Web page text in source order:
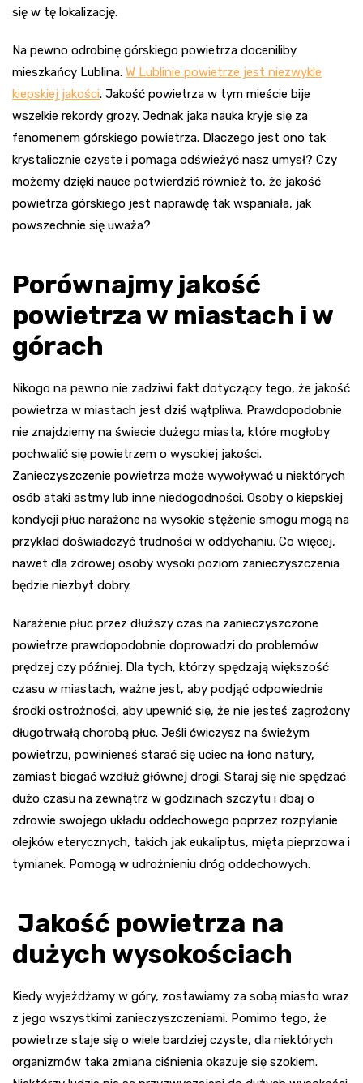
się w tę lokalizację.
Na pewno odrobinę górskiego powietrza doceniliby
mieszkańcy Lublina. W Lublinie powietrze jest niezwykle
kiepskiej jakości. Jakość powietrza w tym mieście bije
wszelkie rekordy grozy. Jednak jaka nauka kryje się za
fenomenem górskiego powietrza. Dlaczego jest ono tak
krystalicznie czyste i pomaga odświeżyć nasz umysł? Czy
możemy dzięki nauce potwierdzić również to, że jakość
powietrza górskiego jest naprawdę tak wspaniała, jak
powszechnie się uważa?
Porównajmy jakość
powietrza w miastach i w
górach
Nikogo na pewno nie zadziwi fakt dotyczący tego, że jakość
powietrza w miastach jest dziś wątpliwa. Prawdopodobnie
nie znajdziemy na świecie dużego miasta, które mogłoby
pochwalić się powietrzem o wysokiej jakości.
Zanieczyszczenie powietrza może wywoływać u niektórych
osób ataki astmy lub inne niedogodności. Osoby o kiepskiej
kondycji płuc narażone na wysokie stężenie smogu mogą na
przykład doświadczyć trudności w oddychaniu. Co więcej,
nawet dla zdrowej osoby wysoki poziom zanieczyszczenia
będzie niezbyt dobry.
Narażenie płuc przez dłuższy czas na zanieczyszczone
powietrze prawdopodobnie doprowadzi do problemów
prędzej czy później. Dla tych, którzy spędzają większość
czasu w miastach, ważne jest, aby podjąć odpowiednie
środki ostrożności, aby upewnić się, że nie jesteś zagrożony
długotrwałą chorobą płuc. Jeśli ćwiczysz na świeżym
powietrzu, powinieneś starać się uciec na łono natury,
zamiast biegać wzdłuż głównej drogi. Staraj się nie spędzać
dużo czasu na zewnątrz w godzinach szczytu i dbaj o
zdrowie swojego układu oddechowego poprzez rozpylanie
olejków eterycznych, takich jak eukaliptus, mięta pieprzowa i
tymianek. Pomogą w udrożnieniu dróg oddechowych.
Jakość powietrza na
dużych wysokościach
Kiedy wyjeżdżamy w góry, zostawiamy za sobą miasto wraz
z jego wszystkimi zanieczyszczeniami. Pomimo tego, że
powietrze staje się o wiele bardziej czyste, dla niektórych
organizmów taka zmiana ciśnienia okazuje się szokiem.